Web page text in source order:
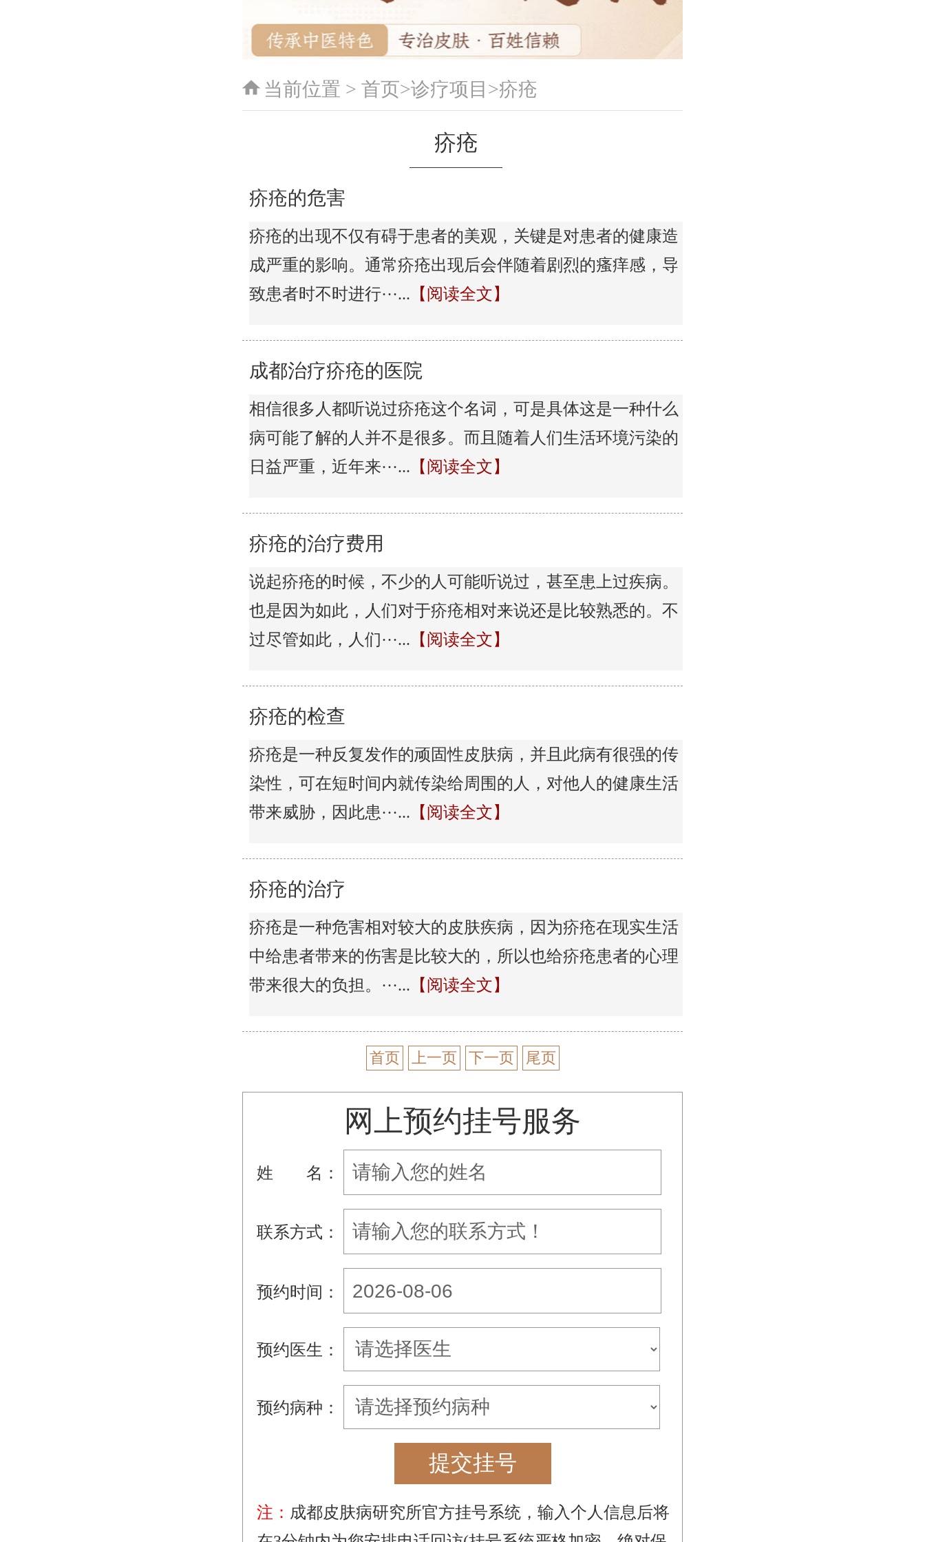
当前位置 > 首页>诊疗项目 >疥疮
疥疮
疥疮的危害
疥疮的出现不仅有碍于患者的美观，关键是对患者的健康造
成严重的影响。通常疥疮出现后会伴随着剧烈的瘙痒感，导
致患者时不时进行···... 【阅读全文】
成都治疗疥疮的医院
相信很多人都听说过疥疮这个名词，可是具体这是一种什么
病可能了解的人并不是很多。而且随着人们生活环境污染的
日益严重，近年来···... 【阅读全文】
疥疮的治疗费用
说起疥疮的时候，不少的人可能听说过，甚至患上过疾病。
也是因为如此，人们对于疥疮相对来说还是比较熟悉的。不
过尽管如此，人们···... 【阅读全文】
疥疮的检查
疥疮是一种反复发作的顽固性皮肤病，并且此病有很强的传
染性，可在短时间内就传染给周围的人，对他人的健康生活
带来威胁，因此患···... 【阅读全文】
疥疮的治疗
疥疮是一种危害相对较大的皮肤疾病，因为疥疮在现实生活
中给患者带来的伤害是比较大的，所以也给疥疮患者的心理
带来很大的负担。···... 【阅读全文】
首页 上一页 下一页 尾页
网上预约挂号服务
姓 名：
联系方式：
预约时间：
预约医生：
预约病种：
注： 成都皮肤病研究所官方挂号系统，输入个人信息后将